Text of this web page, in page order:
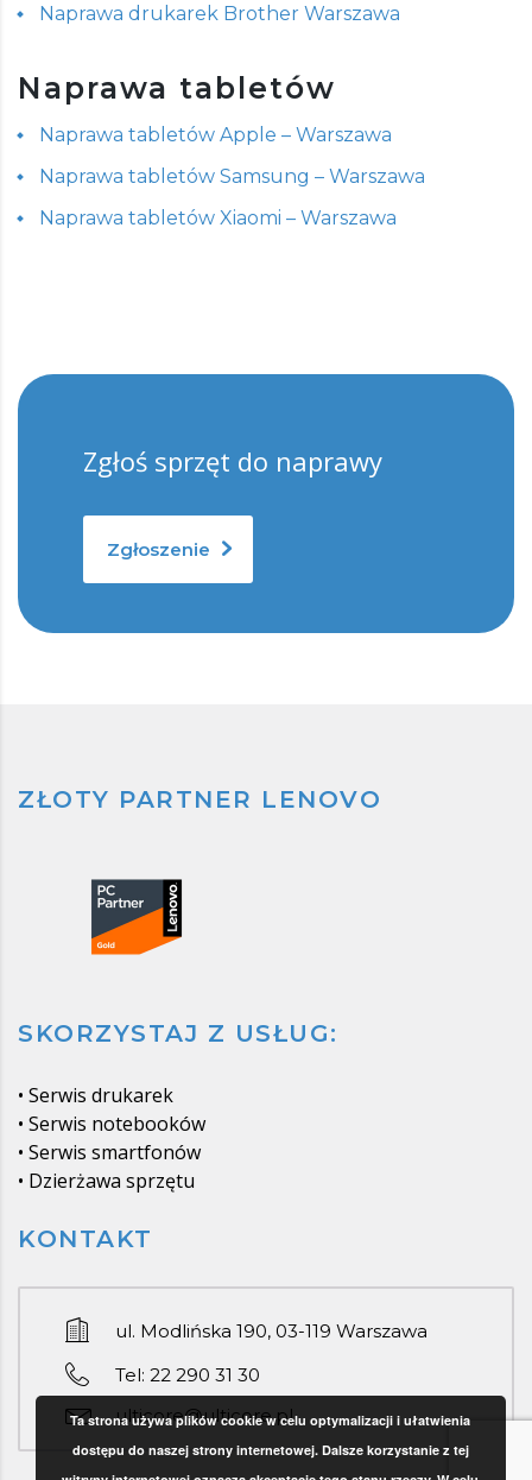
Naprawa drukarek Brother Warszawa
Naprawa tabletów
Naprawa tabletów Apple – Warszawa
Naprawa tabletów Samsung – Warszawa
Naprawa tabletów Xiaomi – Warszawa
Zgłoś sprzęt do naprawy
Zgłoszenie
ZŁOTY PARTNER LENOVO
SKORZYSTAJ Z USŁUG:
• Serwis drukarek
• Serwis notebooków
• Serwis smartfonów
• Dzierżawa sprzętu
KONTAKT
ul. Modlińska 190, 03-119 Warszawa
Tel: 22 290 31 30
ulticore@ulticore.pl
Ta strona używa plików cookie w celu optymalizacji i ułatwienia
dostępu do naszej strony internetowej. Dalsze korzystanie z tej